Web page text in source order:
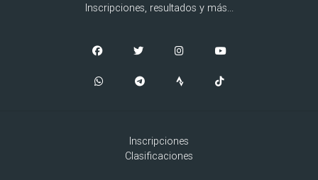
Inscripciones, resultados y más...
Inscripciones
Clasificaciones